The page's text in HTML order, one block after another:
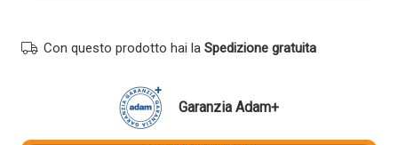
Con questo prodotto hai la Spedizione gratuita
Garanzia Adam+